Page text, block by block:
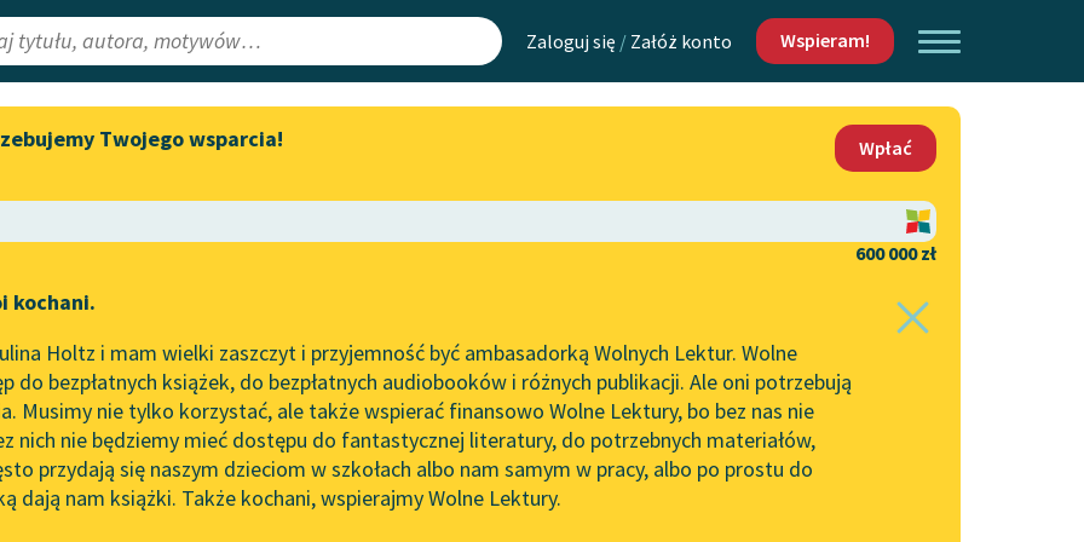
Zaloguj się / Załóż konto Wspieram!
Lektury
redakcyjne
Aktualności
„Prokurator Alicja Horn” do
literatury skandynawskiej
Spotkanie z Katarzyną Tunkiel
w Oslo
102. lata temu zmarł Joseph
Conrad
Mapa Wolnych Lektur
Leśmianator
API
OAI-PMH
Widget Wolnych Lektur
Kontakt
O projekcie
Zasady wykorzystania
Wolnych Lektur
Logotypy
Materiały promocyjne
Twojego wsparcia!
Wpłać
600 000 zł
kochani.
Holtz i mam wielki zaszczyt i przyjemność być ambasadorką Wolnych Lektur. Wolne
do bezpłatnych książek, do bezpłatnych audiobooków i różnych publikacji. Ale oni potrzebują
Musimy nie tylko korzystać, ale także wspierać finansowo Wolne Lektury, bo bez nas nie
nich nie będziemy mieć dostępu do fantastycznej literatury, do potrzebnych materiałów,
przydają się naszym dzieciom w szkołach albo nam samym w pracy, albo po prostu do
dają nam książki. Także kochani, wspierajmy Wolne Lektury.
✖ Lula Sarnia✖